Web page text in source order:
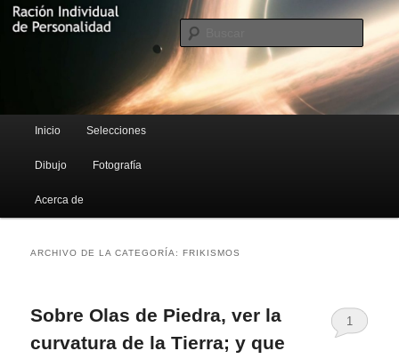
Ración Individual de Personalidad
Blog de Rufus Gefangenen
Buscar
Menú principal
Ir al contenido principal
Ir al contenido secundario
Inicio Selecciones
Dibujo Fotografía
Acerca de
ARCHIVO DE LA CATEGORÍA:FRIKISMOS
Sobre Olas de Piedra, ver la
curvatura de la Tierra; y que
1